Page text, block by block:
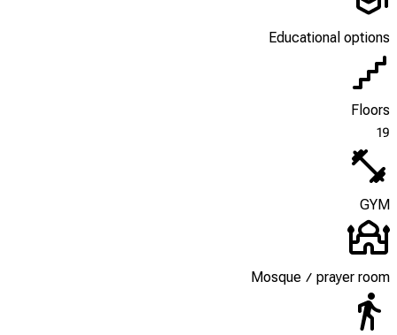
Educational options
Floors
19
GYM
Mosque / prayer room